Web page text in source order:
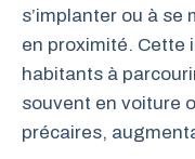
s’implanter ou à se
en proximité. Cette
habitants à
souvent en voiture
précaires,